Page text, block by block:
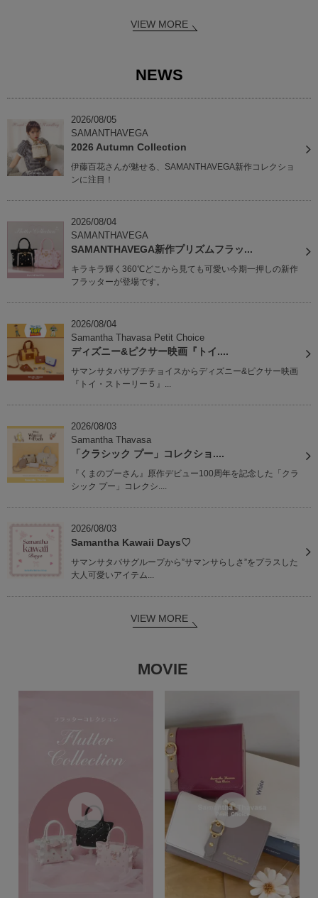
VIEW MORE
NEWS
2026/08/05
SAMANTHAVEGA
2026 Autumn Collection
伊藤百花さんが魅せる、SAMANTHAVEGA新作コレクショ
ンに注目！
2026/08/04
SAMANTHAVEGA
SAMANTHAVEGA新作プリズムフラッ...
キラキラ輝く360℃どこから見ても可愛い今期一押しの新作
フラッターが登場です。
2026/08/04
Samantha Thavasa Petit Choice
ディズニー&ピクサー映画『トイ....
サマンサタバサプチチョイスからディズニー&ピクサー映画
『トイ・ストーリー５』...
2026/08/03
Samantha Thavasa
「クラシック プー」コレクショ....
『くまのプーさん』原作デビュー100周年を記念した「クラ
シック プー」コレクシ....
2026/08/03
Samantha Kawaii Days♡
サマンサタバサグループから”サマンサらしさ”をプラスした
大人可愛いアイテム...
VIEW MORE
MOVIE